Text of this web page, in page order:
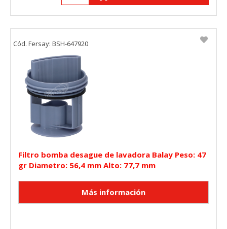
Filtro bomba desague de lavadora Balay Peso: 47
gr Diametro: 56,4 mm Alto: 77,7 mm
Cód. Fersay: BSH-647920